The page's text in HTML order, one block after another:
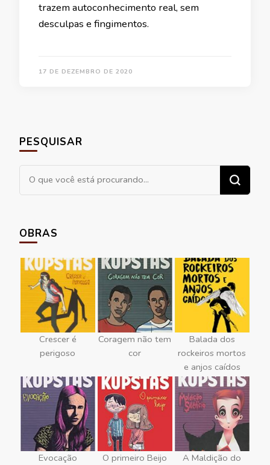
trazem autoconhecimento real, sem
desculpas e fingimentos.
17 DE DEZEMBRO DE 2020
PESQUISAR
Procurando
algo?
OBRAS
Crescer é
perigoso
Coragem não tem
cor
Balada dos
rockeiros mortos
e anjos caídos
Evocação O primeiro Beijo
A Maldição do